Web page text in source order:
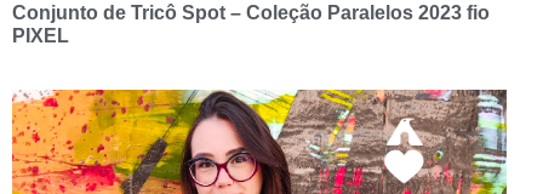
Conjunto de Tricô Spot – Coleção Paralelos 2023 fio
PIXEL